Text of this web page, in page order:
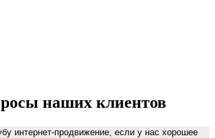
наших клиентов
интернет-продвижение, если у нас хорошее